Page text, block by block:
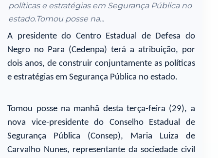
políticas e estratégias em Segurança Pública no
estado.Tomou posse na...
A presidente do Centro Estadual de Defesa do
Negro no Para (Cedenpa) terá a atribuição, por
dois anos, de construir conjuntamente as políticas
e estratégias em Segurança Pública no estado.
Tomou posse na manhã desta terça-feira (29), a
nova vice-presidente do Conselho Estadual de
Segurança Pública (Consep), Maria Luiza de
Carvalho Nunes, representante da sociedade civil